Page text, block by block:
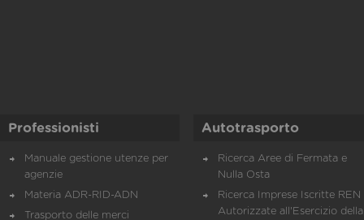
Professionisti
Manuale gestione utenze per
agenzie
Materia ADR-RID-ADN
Trasporto delle merci
Autotrasporto
Ricerca Aree di Fermata e
Nulla Osta
Ricerca Imprese Iscritte REN
Autorizzate all'Esercizio della